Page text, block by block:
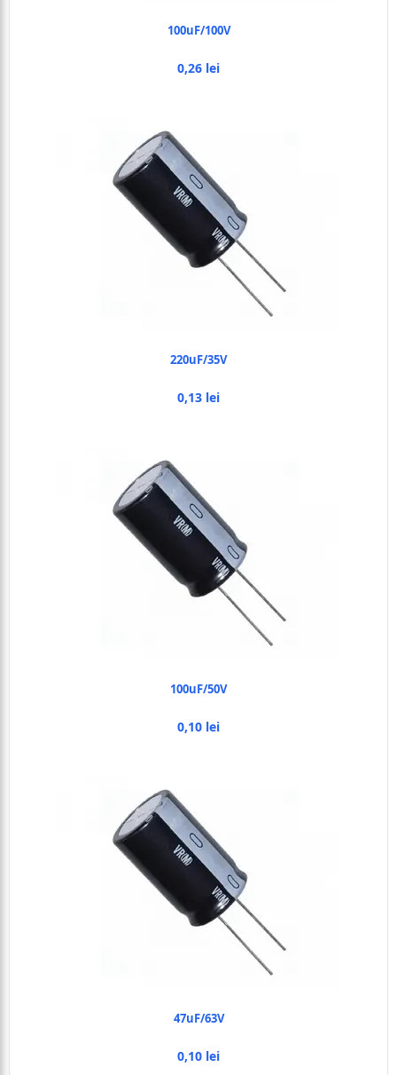
100uF/100V
0,26 lei
220uF/35V
0,13 lei
100uF/50V
0,10 lei
47uF/63V
0,10 lei